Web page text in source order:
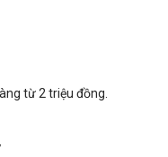
từ 2 triệu đồng.